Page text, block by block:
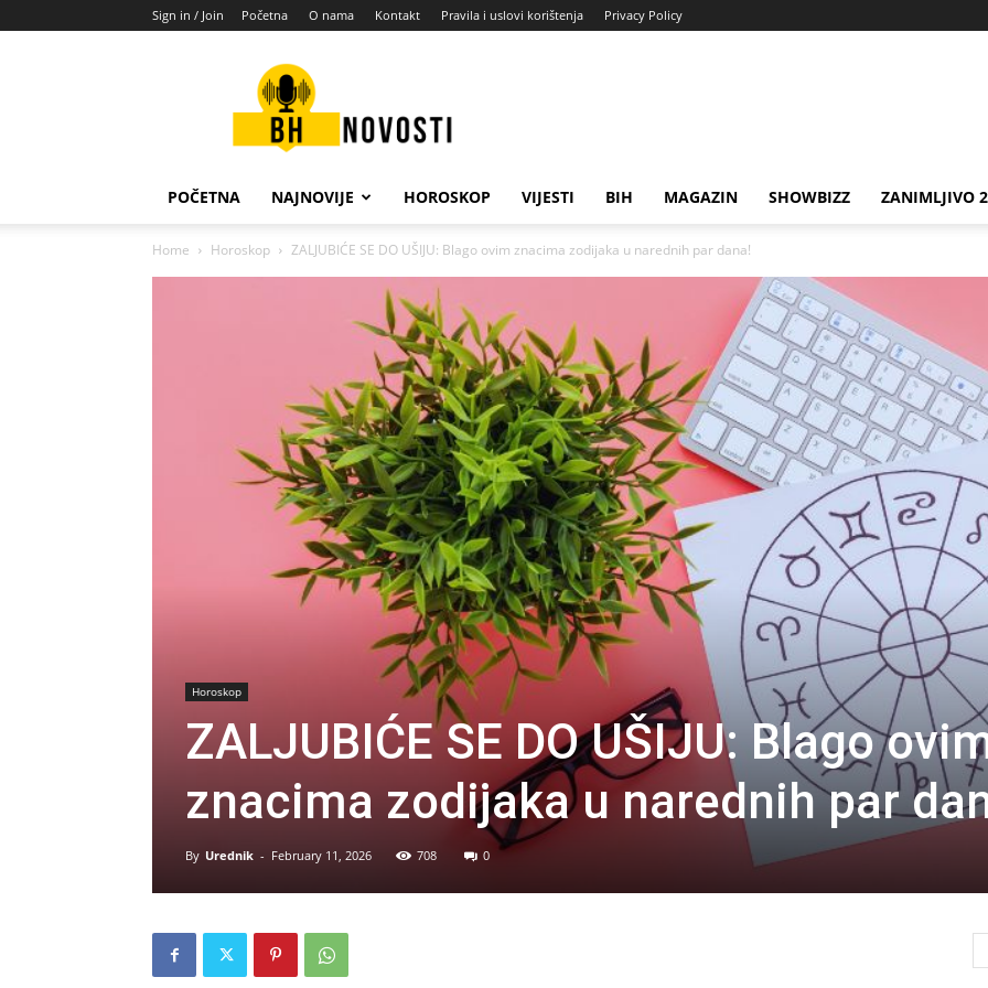
Sign in / Join Početna O nama Kontakt Pravila i uslovi korištenja Privacy Policy
POČETNA NAJNOVIJE HOROSKOP VIJESTI BIH MAGAZIN SHOWBIZZ ZANIMLJIVO
Home Horoskop ZALJUBIĆE SE DO UŠIJU: Blago ovim znacima zodijaka u narednih par dana!
Horoskop
ZALJUBIĆE SE DO UŠIJU: Blago
znacima zodijaka u narednih par
By Urednik - February 11, 2026 708 0